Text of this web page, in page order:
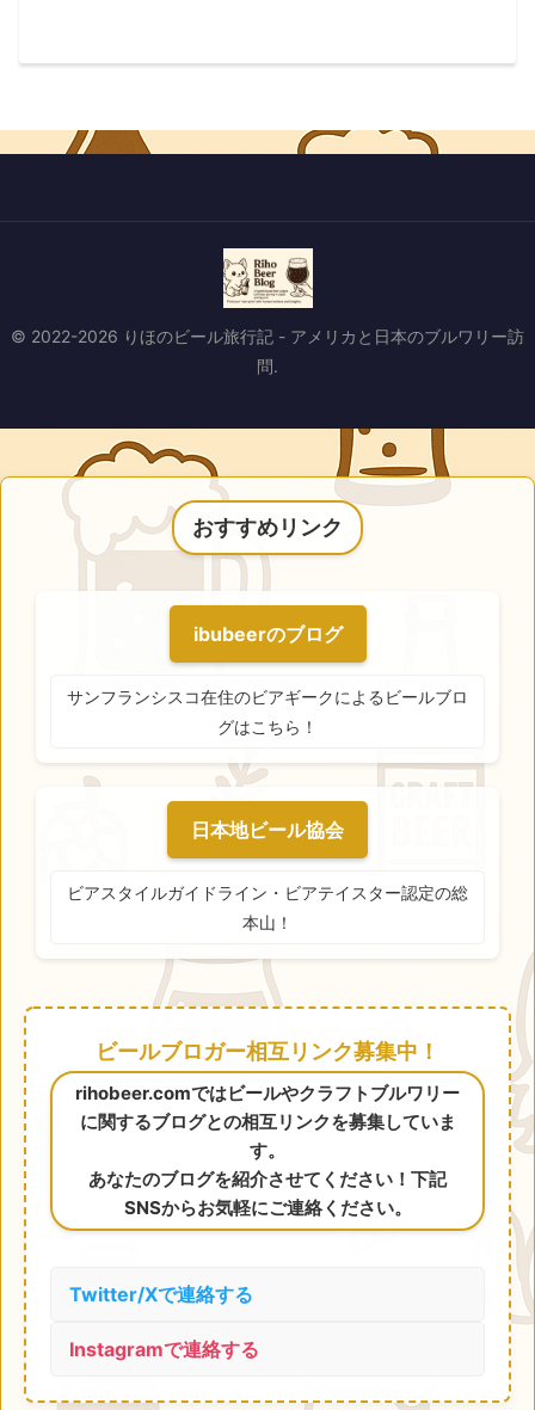
© 2022-2026 りほのビール旅行記 - アメリカと日本のブルワリー訪
問.
おすすめリンク
ibubeerのブログ
サンフランシスコ在住のビアギークによるビールブロ
グはこちら！
日本地ビール協会
ビアスタイルガイドライン・ビアテイスター認定の総
本山！
ビールブロガー相互リンク募集中！
rihobeer.comではビールやクラフトブルワリー
に関するブログとの相互リンクを募集していま
す。
あなたのブログを紹介させてください！下記
SNSからお気軽にご連絡ください。
Twitter/Xで連絡する
Instagramで連絡する